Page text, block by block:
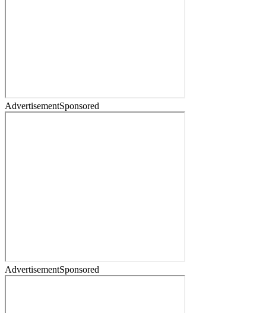
AdvertisementSponsored
AdvertisementSponsored